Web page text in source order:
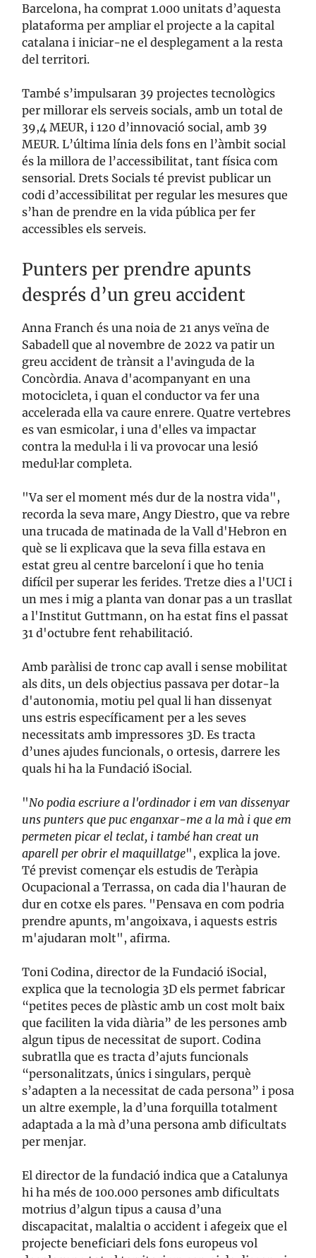
Barcelona, ha comprat 1.000 unitats d’aquesta
plataforma per ampliar el projecte a la capital
catalana i iniciar-ne el desplegament a la resta
del territori.
També s’impulsaran 39 projectes tecnològics
per millorar els serveis socials, amb un total de
39,4 MEUR, i 120 d’innovació social, amb 39
MEUR. L’última línia dels fons en l’àmbit social
és la millora de l’accessibilitat, tant física com
sensorial. Drets Socials té previst publicar un
codi d’accessibilitat per regular les mesures que
s’han de prendre en la vida pública per fer
accessibles els serveis.
Punters per prendre apunts
després d’un greu accident
Anna Franch és una noia de 21 anys veïna de
Sabadell que al novembre de 2022 va patir un
greu accident de trànsit a l'avinguda de la
Concòrdia. Anava d'acompanyant en una
motocicleta, i quan el conductor va fer una
accelerada ella va caure enrere. Quatre vertebres
es van esmicolar, i una d'elles va impactar
contra la medul·la i li va provocar una lesió
medul·lar completa.
"Va ser el moment més dur de la nostra vida",
recorda la seva mare, Angy Diestro, que va rebre
una trucada de matinada de la Vall d'Hebron en
què se li explicava que la seva filla estava en
estat greu al centre barceloní i que ho tenia
difícil per superar les ferides. Tretze dies a l'UCI i
un mes i mig a planta van donar pas a un trasllat
a l'Institut Guttmann, on ha estat fins el passat
31 d'octubre fent rehabilitació.
Amb paràlisi de tronc cap avall i sense mobilitat
als dits, un dels objectius passava per dotar-la
d'autonomia, motiu pel qual li han dissenyat
uns estris específicament per a les seves
necessitats amb impressores 3D. Es tracta
d’unes ajudes funcionals, o ortesis, darrere les
quals hi ha la Fundació iSocial.
"No podia escriure a l'ordinador i em van dissenyar
uns punters que puc enganxar-me a la mà i que em
permeten picar el teclat, i també han creat un
aparell per obrir el maquillatge", explica la jove.
Té previst començar els estudis de Teràpia
Ocupacional a Terrassa, on cada dia l'hauran de
dur en cotxe els pares. "Pensava en com podria
prendre apunts, m'angoixava, i aquests estris
m'ajudaran molt", afirma.
Toni Codina, director de la Fundació iSocial,
explica que la tecnologia 3D els permet fabricar
“petites peces de plàstic amb un cost molt baix
que faciliten la vida diària” de les persones amb
algun tipus de necessitat de suport. Codina
subratlla que es tracta d’ajuts funcionals
“personalitzats, únics i singulars, perquè
s’adapten a la necessitat de cada persona” i posa
un altre exemple, la d’una forquilla totalment
adaptada a la mà d’una persona amb dificultats
per menjar.
El director de la fundació indica que a Catalunya
hi ha més de 100.000 persones amb dificultats
motrius d’algun tipus a causa d’una
discapacitat, malaltia o accident i afegeix que el
projecte beneficiari dels fons europeus vol